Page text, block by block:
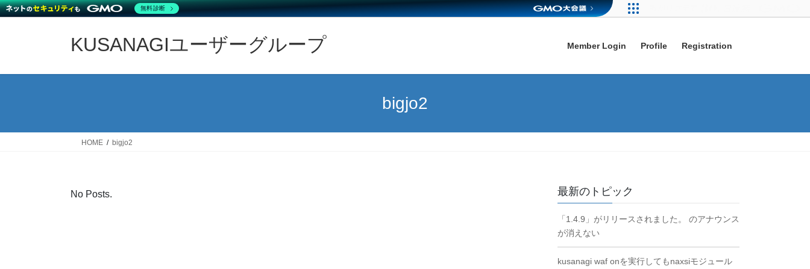
KUSANAGIユーザーグループ Member Login Profile Registration
bigjo2
HOME bigjo2
No Posts. 最新のトピック
「1.4.9」がリリースされました。 のアナウンス
が消えない
kusanagi waf onを実行してもnaxsiモジュール
無料診断